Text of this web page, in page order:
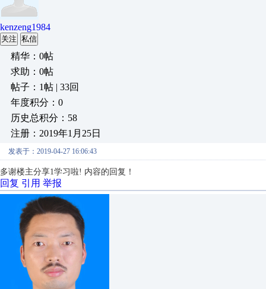
kenzeng1984
关注 私信
精华：0帖
求助：0帖
帖子：1帖 | 33回
年度积分：0
历史总积分：58
注册：2019年1月25日
发表于：2019-04-27 16:06:43
多谢楼主分享1学习啦! 内容的回复！
回复 引用 举报